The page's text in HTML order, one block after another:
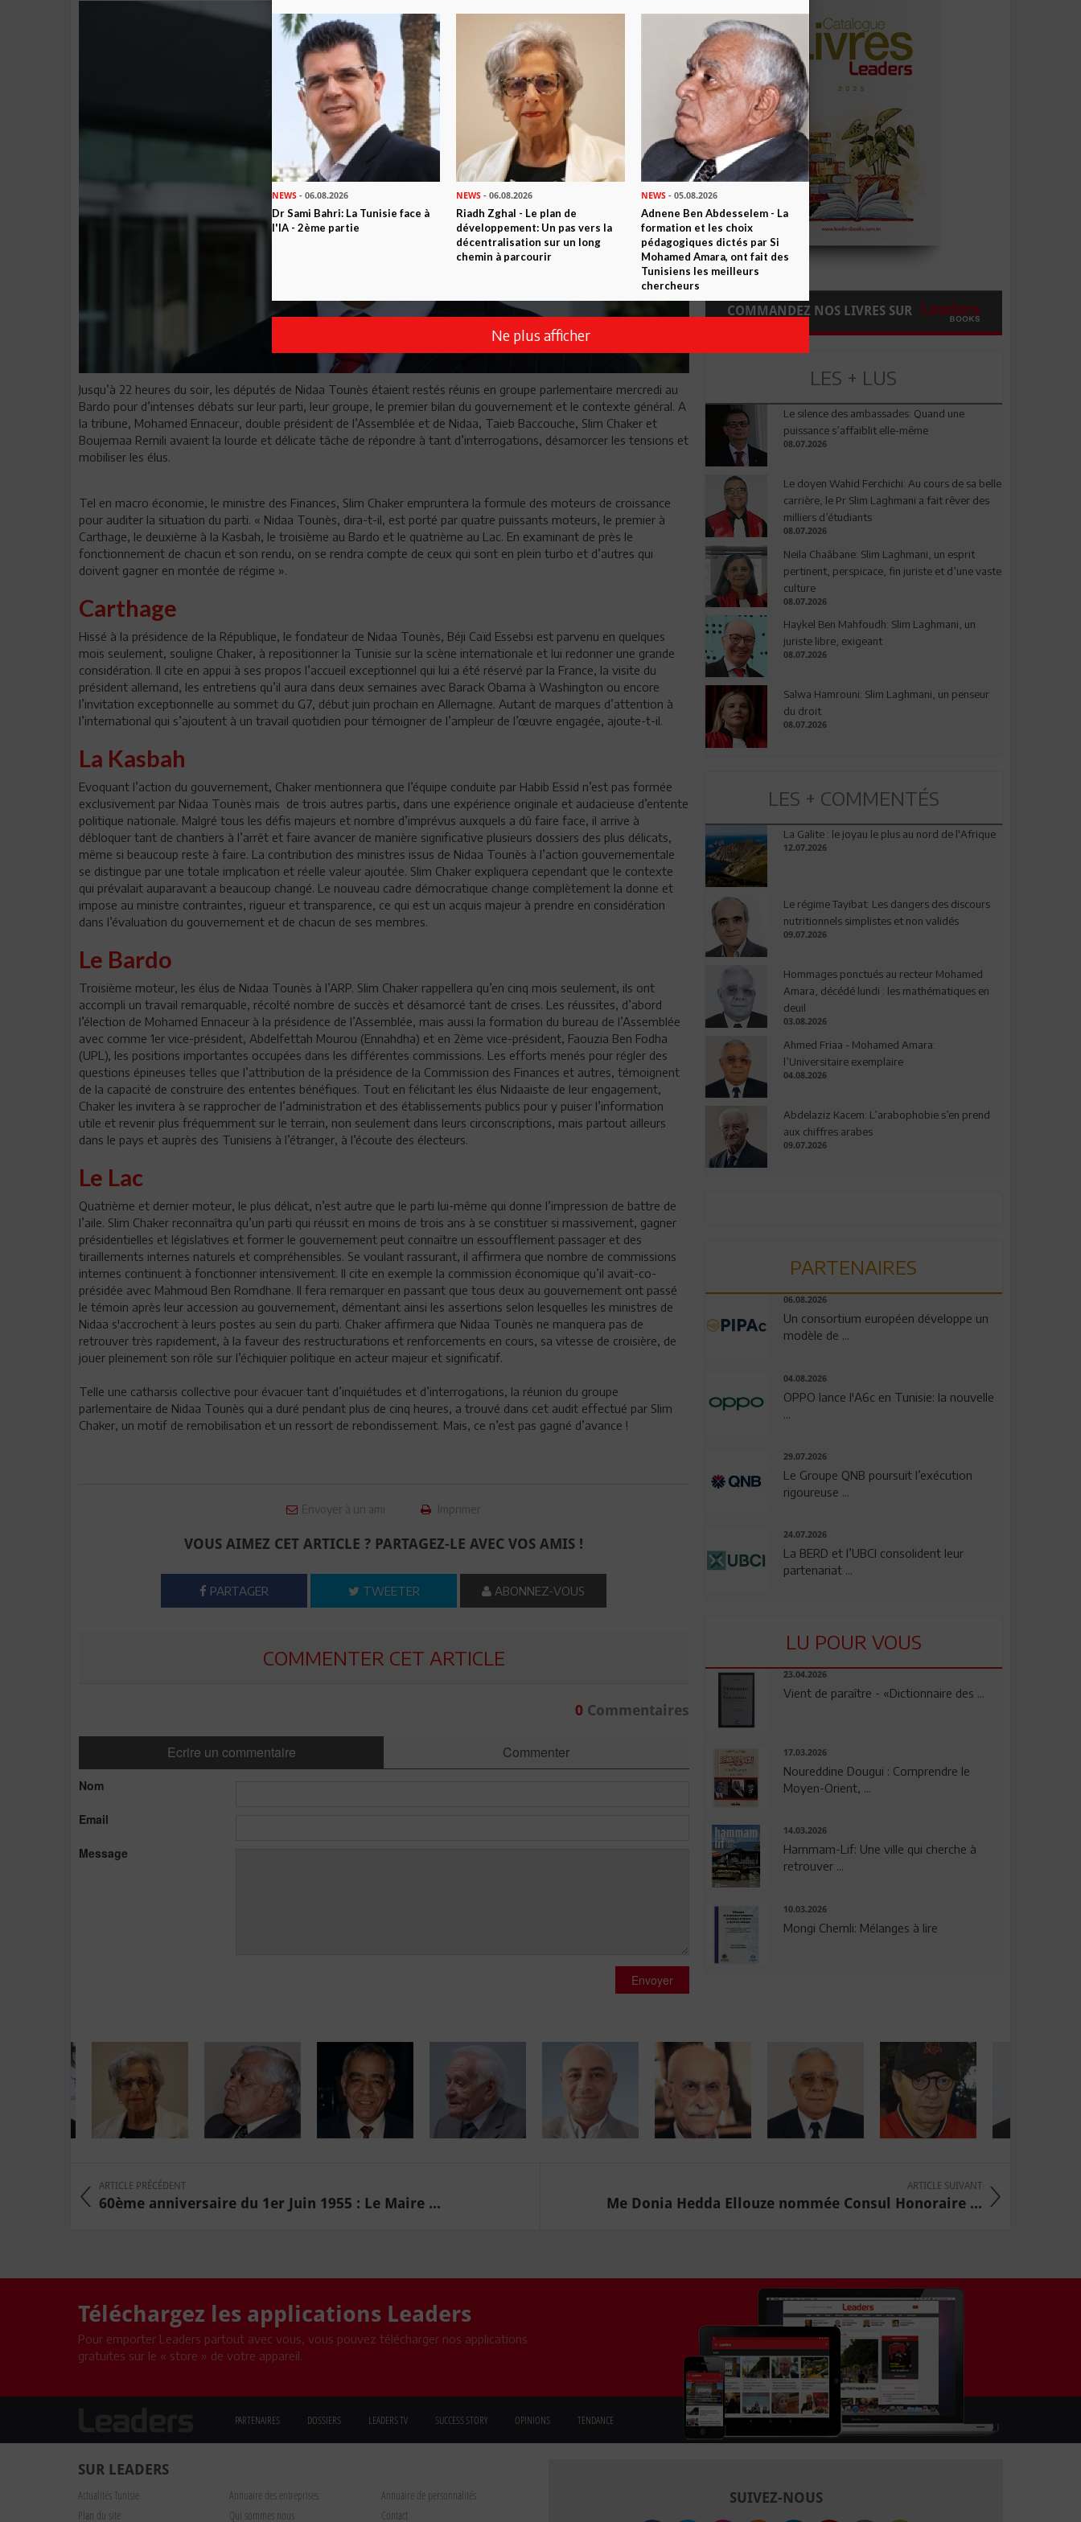
Jusqu’à 22 heures du soir, les députés de Nidaa Tounès étaient restés réunis en groupe parlementaire mercredi au
Bardo pour d’intenses débats sur leur parti, leur groupe, le premier bilan du gouvernement et le contexte général. A
la tribune, Mohamed Ennaceur, double président de l’Assemblée et de Nidaa, Taieb Baccouche, Slim Chaker et
Boujemaa Remili avaient la lourde et délicate tâche de répondre à tant d’interrogations, désamorcer les tensions et
mobiliser les élus.
Tel en macro économie, le ministre des Finances, Slim Chaker empruntera la formule des moteurs de croissance
pour auditer la situation du parti. « Nidaa Tounès, dira-t-il, est porté par quatre puissants moteurs, le premier à
Carthage, le deuxième à la Kasbah, le troisième au Bardo et le quatrième au Lac. En examinant de près le
fonctionnement de chacun et son rendu, on se rendra compte de ceux qui sont en plein turbo et d’autres qui
doivent gagner en montée de régime ».
Carthage
Hissé à la présidence de la République, le fondateur de Nidaa Tounès, Béji Caïd Essebsi est parvenu en quelques
mois seulement, souligne Chaker, à repositionner la Tunisie sur la scène internationale et lui redonner une grande
considération. Il cite en appui à ses propos l’accueil exceptionnel qui lui a été réservé par la France, la visite du
président allemand, les entretiens qu’il aura dans deux semaines avec Barack Obama à Washington ou encore
l’invitation exceptionnelle au sommet du G7, début juin prochain en Allemagne. Autant de marques d’attention à
l’international qui s’ajoutent à un travail quotidien pour témoigner de l’ampleur de l’œuvre engagée, ajoute-t-il.
La Kasbah
Evoquant l’action du gouvernement, Chaker mentionnera que l’équipe conduite par Habib Essid n’est pas formée
exclusivement par Nidaa Tounès mais de trois autres partis, dans une expérience originale et audacieuse d’entente
politique nationale. Malgré tous les défis majeurs et nombre d’imprévus auxquels a dû faire face, il arrive à
débloquer tant de chantiers à l’arrêt et faire avancer de manière significative plusieurs dossiers des plus délicats,
même si beaucoup reste à faire. La contribution des ministres issus de Nidaa Tounès à l’action gouvernementale
se distingue par une totale implication et réelle valeur ajoutée. Slim Chaker expliquera cependant que le contexte
qui prévalait auparavant a beaucoup changé. Le nouveau cadre démocratique change complètement la donne et
impose au ministre contraintes, rigueur et transparence, ce qui est un acquis majeur à prendre en considération
dans l’évaluation du gouvernement et de chacun de ses membres.
Le Bardo
Troisième moteur, les élus de Nidaa Tounès à l’ARP. Slim Chaker rappellera qu’en cinq mois seulement, ils ont
accompli un travail remarquable, récolté nombre de succès et désamorcé tant de crises. Les réussites, d’abord
l’élection de Mohamed Ennaceur à la présidence de l’Assemblée, mais aussi la formation du bureau de l’Assemblée
avec comme 1er vice-président, Abdelfettah Mourou (Ennahdha) et en 2ème vice-président, Faouzia Ben Fodha
(UPL), les positions importantes occupées dans les différentes commissions. Les efforts menés pour régler des
questions épineuses telles que l’attribution de la présidence de la Commission des Finances et autres, témoignent
de la capacité de construire des ententes bénéfiques. Tout en félicitant les élus Nidaaiste de leur engagement,
Chaker les invitera à se rapprocher de l’administration et des établissements publics pour y puiser l’information
utile et revenir plus fréquemment sur le terrain, non seulement dans leurs circonscriptions, mais partout ailleurs
dans le pays et auprès des Tunisiens à l’étranger, à l’écoute des électeurs.
Le Lac
Quatrième et dernier moteur, le plus délicat, n’est autre que le parti lui-même qui donne l’impression de battre de
l’aile. Slim Chaker reconnaîtra qu’un parti qui réussit en moins de trois ans à se constituer si massivement, gagner
présidentielles et législatives et former le gouvernement peut connaître un essoufflement passager et des
tiraillements internes naturels et compréhensibles. Se voulant rassurant, il affirmera que nombre de commissions
internes continuent à fonctionner intensivement. Il cite en exemple la commission économique qu’il avait-co-
présidée avec Mahmoud Ben Romdhane. Il fera remarquer en passant que tous deux au gouvernement ont passé
le témoin après leur accession au gouvernement, démentant ainsi les assertions selon lesquelles les ministres de
Nidaa s'accrochent à leurs postes au sein du parti. Chaker affirmera que Nidaa Tounès ne manquera pas de
retrouver très rapidement, à la faveur des restructurations et renforcements en cours, sa vitesse de croisière, de
jouer pleinement son rôle sur l’échiquier politique en acteur majeur et significatif.
Telle une catharsis collective pour évacuer tant d’inquiétudes et d’interrogations, la réunion du groupe
parlementaire de Nidaa Tounès qui a duré pendant plus de cinq heures, a trouvé dans cet audit effectué par Slim
Chaker, un motif de remobilisation et un ressort de rebondissement. Mais, ce n’est pas gagné d’avance !
Envoyer à un ami Imprimer
VOUS AIMEZ CET ARTICLE ? PARTAGEZ-LE AVEC VOS AMIS !
PARTAGER TWEETER ABONNEZ-VOUS
COMMENTER CET ARTICLE
0Commentaires
Ecrire un commentaire Commenter
Nom
Email
Message
Envoyer
COMMANDEZ NOS LIVRES SUR
LES + LUS
Le silence des ambassades: Quand une
puissance s’affaiblit elle-même
08.07.2026
Le doyen Wahid Ferchichi: Au cours de sa belle
carrière, le Pr Slim Laghmani a fait rêver des
milliers d’étudiants
08.07.2026
Neila Chaâbane: Slim Laghmani, un esprit
pertinent, perspicace, fin juriste et d’une vaste
culture
08.07.2026
Haykel Ben Mahfoudh: Slim Laghmani, un
juriste libre, exigeant
08.07.2026
Salwa Hamrouni: Slim Laghmani, un penseur
du droit
08.07.2026
LES + COMMENTÉS
La Galite : le joyau le plus au nord de l'Afrique
12.07.2026
Le régime Tayibat: Les dangers des discours
nutritionnels simplistes et non validés
09.07.2026
Hommages ponctués au recteur Mohamed
Amara, décédé lundi : les mathématiques en
deuil
03.08.2026
Ahmed Friaa - Mohamed Amara:
l’Universitaire exemplaire
04.08.2026
Abdelaziz Kacem: L’arabophobie s’en prend
aux chiffres arabes
09.07.2026
PARTENAIRES
06.08.2026
Un consortium européen développe un
modèle de ...
04.08.2026
OPPO lance l'A6c en Tunisie: la nouvelle
...
29.07.2026
Le Groupe QNB poursuit l’exécution
rigoureuse ...
24.07.2026
La BERD et l’UBCI consolident leur
partenariat ...
LU POUR VOUS
23.04.2026
Vient de paraître - «Dictionnaire des ...
17.03.2026
Noureddine Dougui : Comprendre le
Moyen-Orient, ...
14.03.2026
Hammam-Lif: Une ville qui cherche à
retrouver ...
10.03.2026
Mongi Chemli: Mélanges à lire
ARTICLE PRÉCÉDENT
60ème anniversaire du 1er Juin 1955 : Le Maire ...
ARTICLE SUIVANT
Me Donia Hedda Ellouze nommée Consul Honoraire ...
Téléchargez les applications Leaders
Pour emporter Leaders partout avec vous, vous pouvez télécharger nos applications
gratuites sur le « store » de votre appareil.
PARTENAIRES DOSSIERS LEADERS TV SUCCESS STORY OPINIONS TENDANCE
SUR LEADERS
Actualités Tunisie Annuaire des entreprises
Annuaire de personnalités
Plan du site
Qui sommes nous Contact
SUIVEZ-NOUS
NEWS - 06.08.2026
Dr Sami Bahri: La Tunisie face à
l'IA - 2ème partie
NEWS - 06.08.2026
Riadh Zghal - Le plan de
développement: Un pas vers la
décentralisation sur un long
chemin à parcourir
NEWS- 05.08.2026
Adnene Ben Abdesselem - La
formation et les choix
pédagogiques dictés par Si
Mohamed Amara, ont fait des
Tunisiens les meilleurs
chercheurs
Ne plus afficher